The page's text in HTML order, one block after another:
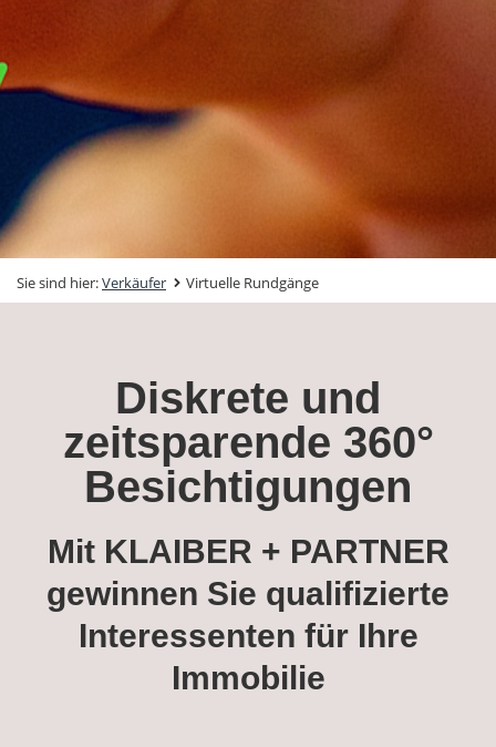
Sie sind hier:Verkäufer Virtuelle Rundgänge
Diskrete und
zeitsparende 360°
Besichtigungen
Mit KLAIBER + PARTNER
gewinnen Sie qualifizierte
Interessenten für Ihre
Immobilie